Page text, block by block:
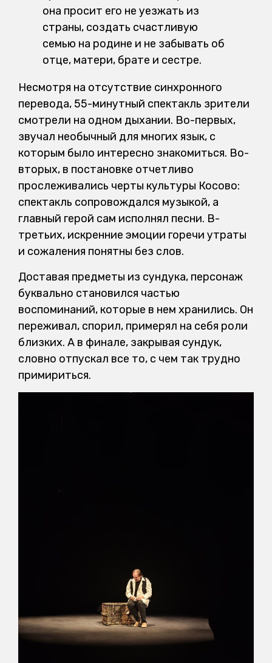
она просит его не уезжать из
страны, создать счастливую
семью на родине и не забывать об
отце, матери, брате и сестре.
Несмотря на отсутствие синхронного
перевода, 55-минутный спектакль зрители
смотрели на одном дыхании. Во-первых,
звучал необычный для многих язык, с
которым было интересно знакомиться. Во-
вторых, в постановке отчетливо
прослеживались черты культуры Косово:
спектакль сопровождался музыкой, а
главный герой сам исполнял песни. В-
третьих, искренние эмоции горечи утраты
и сожаления понятны без слов.
Доставая предметы из сундука, персонаж
буквально становился частью
воспоминаний, которые в нем хранились. Он
переживал, спорил, примерял на себя роли
близких. А в финале, закрывая сундук,
словно отпускал все то, с чем так трудно
примириться.